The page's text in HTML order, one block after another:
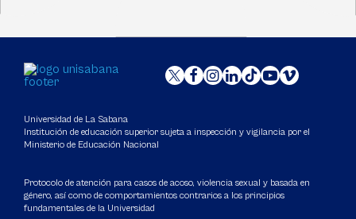
Universidad de La Sabana
Institución de educación superior sujeta a inspección y vigilancia por el
Ministerio de Educación Nacional
Protocolo de atención para casos de acoso, violencia sexual y basada en
género, así como de comportamientos contrarios a los principios
fundamentales de la Universidad